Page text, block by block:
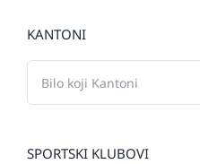
KANTONI
SPORTSKI KLUBOVI